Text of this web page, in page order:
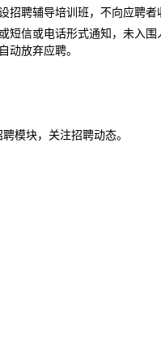
聘辅导培训班，不向应聘
信或电话形式通知，未入
动放弃应聘。
模块，关注招聘动态。